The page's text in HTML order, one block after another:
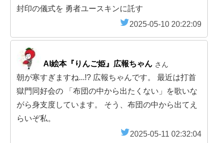
封印の儀式を 勇者ユースキンに託す
2025-05-10 20:22:09
AI絵本『りんご姫』広報ちゃん さん
朝が寒すぎますね...!? 広報ちゃんです。 最近は打首
獄門同好会の 「布団の中から出たくない」を歌いな
がら身支度しています。 そう、布団の中から出てえ
らいぞ私。
2025-05-11 02:32:04